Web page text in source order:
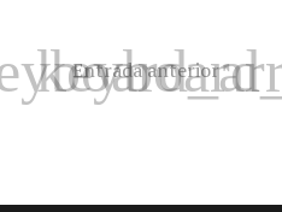
Entrada anterior